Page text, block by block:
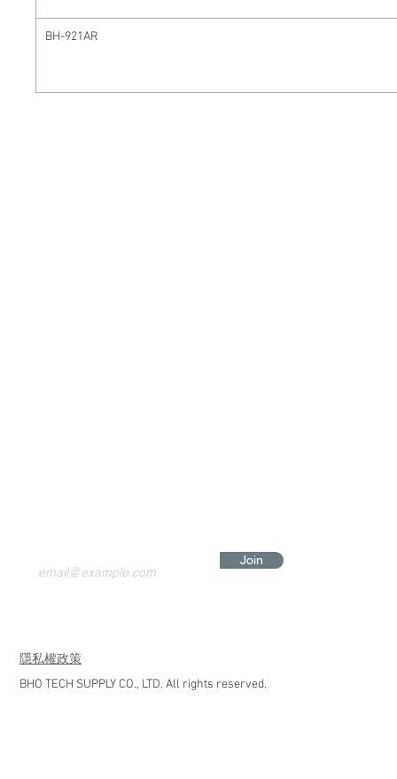
BH-921AR
Join
​隱私權政策
BHO TECH SUPPLY CO., LTD. All rights reserved.